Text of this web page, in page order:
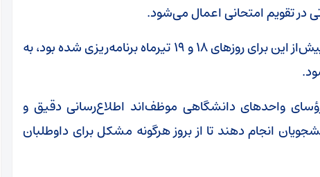
در تقویم امتحانی اعمال می‌شود.
طبق این تصمیم، امتحانات پایان ترم که پیش‌از این برای روز‌های ۱۸ و ۱۹ تیرماه برنامه‌ریزی شده بود، به
واحد‌های دانشگاهی موظف‌اند اطلاع‌رسانی دقیق و
انجام دهند تا از بروز هرگونه مشکل برای داوطلبان